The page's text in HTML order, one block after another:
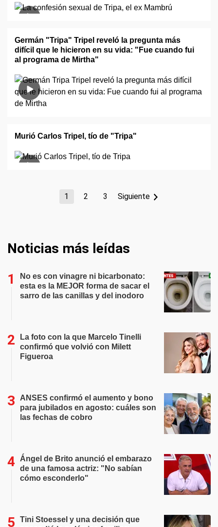
Germán "Tripa" Tripel reveló la pregunta más
difícil que le hicieron en su vida: "Fue cuando fui
al programa de Mirtha"
Murió Carlos Tripel, tío de "Tripa"
1 2 3 Siguiente
Noticias más leídas
No es con vinagre ni bicarbonato:
esta es la MEJOR forma de sacar el
sarro de las canillas y del inodoro
La foto con la que Marcelo Tinelli
confirmó que volvió con Milett
Figueroa
ANSES confirmó el aumento y bono
para jubilados en agosto: cuáles son
las fechas de cobro
Ángel de Brito anunció el embarazo
de una famosa actriz: "No sabían
cómo esconderlo"
Tini Stoessel y una decisión que